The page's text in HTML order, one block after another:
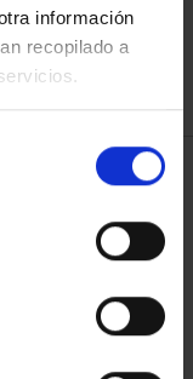
información
recopilado a